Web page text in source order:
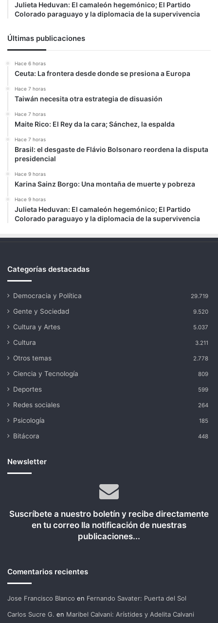
Julieta Heduvan: El camaleón hegemónico; El Partido
Colorado paraguayo y la diplomacia de la supervivencia
Últimas publicaciones
Hace 6 horas
Ceuta: La frontera desde donde se presiona a Europa
Hace 7 horas
Taiwán necesita otra estrategia de disuasión
Hace 7 horas
Maite Rico: El Rey da la cara; Sánchez, la espalda
Hace 7 horas
Brasil: el desgaste de Flávio Bolsonaro reordena la disputa
presidencial
Hace 9 horas
Karina Sainz Borgo: Una montaña de muerte y pobreza
Hace 9 horas
Julieta Heduvan: El camaleón hegemónico; El Partido
Colorado paraguayo y la diplomacia de la supervivencia
Categorías destacadas
Democracia y Política 29.719
Gente y Sociedad 9.520
Cultura y Artes 5.037
Cultura 3.211
Otros temas 2.778
Ciencia y Tecnología 809
Deportes 599
Redes sociales 264
Psicología 185
Bitácora 448
Newsletter
Suscríbete a nuestro boletín y recibe directamente
en tu correo lla notificación de nuestras
publicaciones...
Comentarios recientes
Jose Francisco Blanco en Fernando Savater: Puerta del Sol
Carlos Sucre G. en Maribel Calvani: Arístides y Adelita Calvani